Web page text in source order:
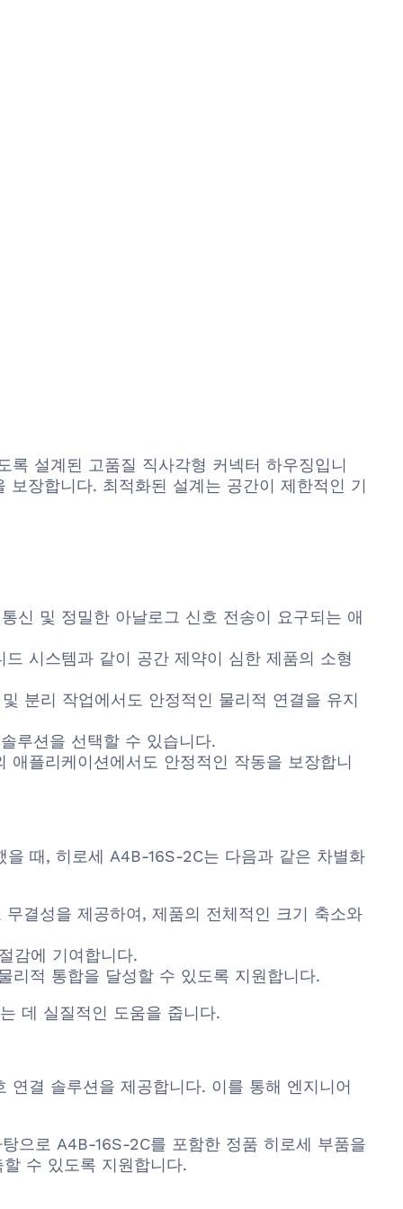
설계된 고품질 직사각형 커넥터 하우징입니
장합니다. 최적화된 설계는 공간이 제한적인 기
신 및 정밀한 아날로그 신호 전송이 요구되는 애
시스템과 같이 공간 제약이 심한 제품의 소형
분리 작업에서도 안정적인 물리적 연결을 유지
루션을 선택할 수 있습니다.
플리케이션에서도 안정적인 작동을 보장합니
때, 히로세 A4B-16S-2C는 다음과 같은 차별화
결성을 제공하여, 제품의 전체적인 크기 축소와
감에 기여합니다.
리적 통합을 달성할 수 있도록 지원합니다.
데 실질적인 도움을 줍니다.
결 솔루션을 제공합니다. 이를 통해 엔지니어
으로 A4B-16S-2C를 포함한 정품 히로세 부품을
수 있도록 지원합니다.